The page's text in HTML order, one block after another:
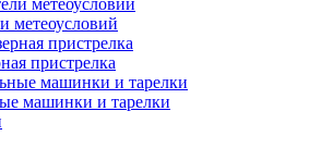
метеоусловий
пристрелка
машинки и тарелки